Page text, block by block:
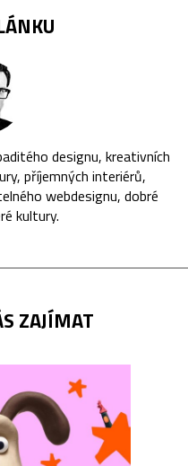
designu, kreativních
příjemných interiérů,
webdesignu, dobré
kultury.
ZAJÍMAT